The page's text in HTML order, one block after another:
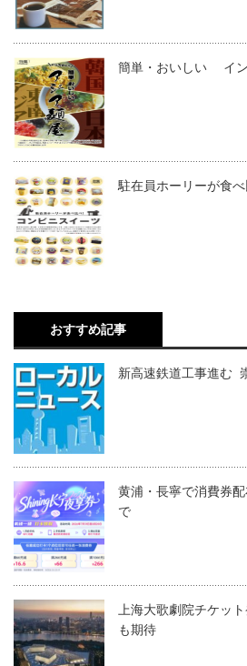
簡単・おいしい イ
駐在員ホーリーが食
おすすめ記事
新高速鉄道工事進む
黄浦・長寧で消費券
で
上海大歌劇院チケッ
も期待